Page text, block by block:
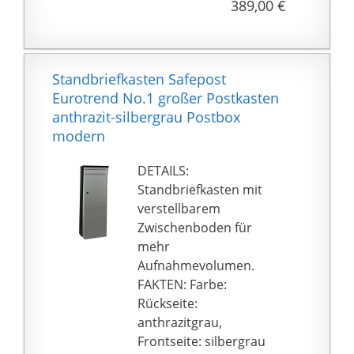
LIEFERUMFANG: inkl.
zur einfachen
Wandmontage,
formschönem
Namensschild
(ungraviert),
Schutzgitter aus
Edelstahl gegen
Schmutz und
Feuchtigkeit, 2
Schlüssel für eine
leichtgängige Öffnung
auf der linken Seite
sowie Abstandshalter.
BENUTZERFREUNDLICH:
Der nach
389,00 €
Standbriefkasten Safepost
Eurotrend No.1 großer Postkasten
anthrazit-silbergrau Postbox
modern
DETAILS:
Standbriefkasten mit
verstellbarem
Zwischenboden für
mehr
Aufnahmevolumen.
FAKTEN: Farbe:
Rückseite:
anthrazitgrau,
Frontseite: silbergrau